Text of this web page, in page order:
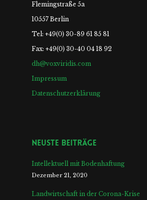
Flemingstraße 5a
10557 Berlin
Tel: +49(0) 30-89 61 85 81
Fax: +49(0) 30-40 04 18 92
dh@voxviridis.com
Impressum
Datenschutzerklärung
Neuste Beiträge
Intellektuell mit Bodenhaftung
Dezember 21, 2020
Landwirtschaft in der Corona-Krise